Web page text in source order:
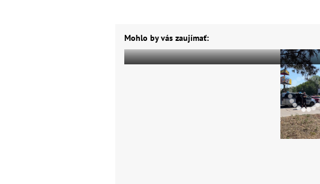
Mohlo by vás zaujímať: